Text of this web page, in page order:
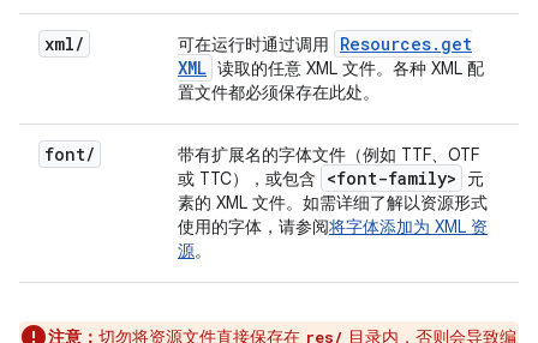
xml/ 可在运行时通过调用 Resources. get
XML 读取的任意 XML 文件。各种 XML 配
置文件都必须保存在此处。
font/
带有扩展名的字体文件（例如 TTF、OTF
或 TTC），或包含
<font-family>
元
素的 XML 文件。如需详细了解以资源形式
使用的字体，请参阅将字体添加为 XML 资
源。
注意： 切勿将资源文件直接保存在 res/ 目录内，否则会导致编